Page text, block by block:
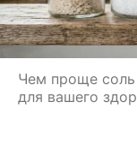
Чем проще соль
для вашего